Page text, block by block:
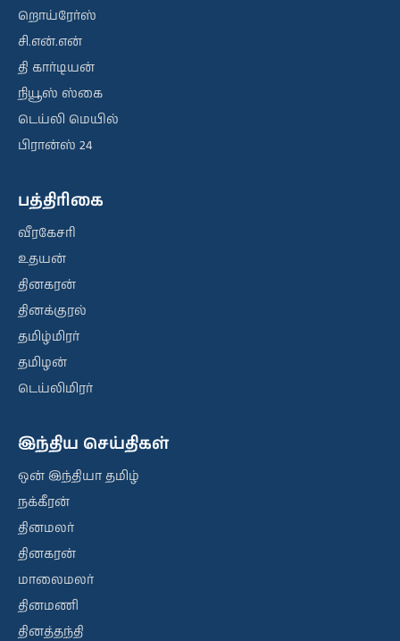
றொய்ரேர்ஸ்
சி.என்.என்
தி கார்டியன்
நியூஸ் ஸ்கை
டெய்லி மெயில்
பிரான்ஸ் 24
பத்திரிகை
வீரகேசரி
உதயன்
தினகரன்
தினக்குரல்
தமிழ்மிரர்
தமிழன்
டெய்லிமிரர்
இந்திய செய்திகள்
ஒன் இந்தியா தமிழ்
நக்கீரன்
தினமலர்
தினகரன்
மாலைமலர்
தினமணி
தினத்தந்தி